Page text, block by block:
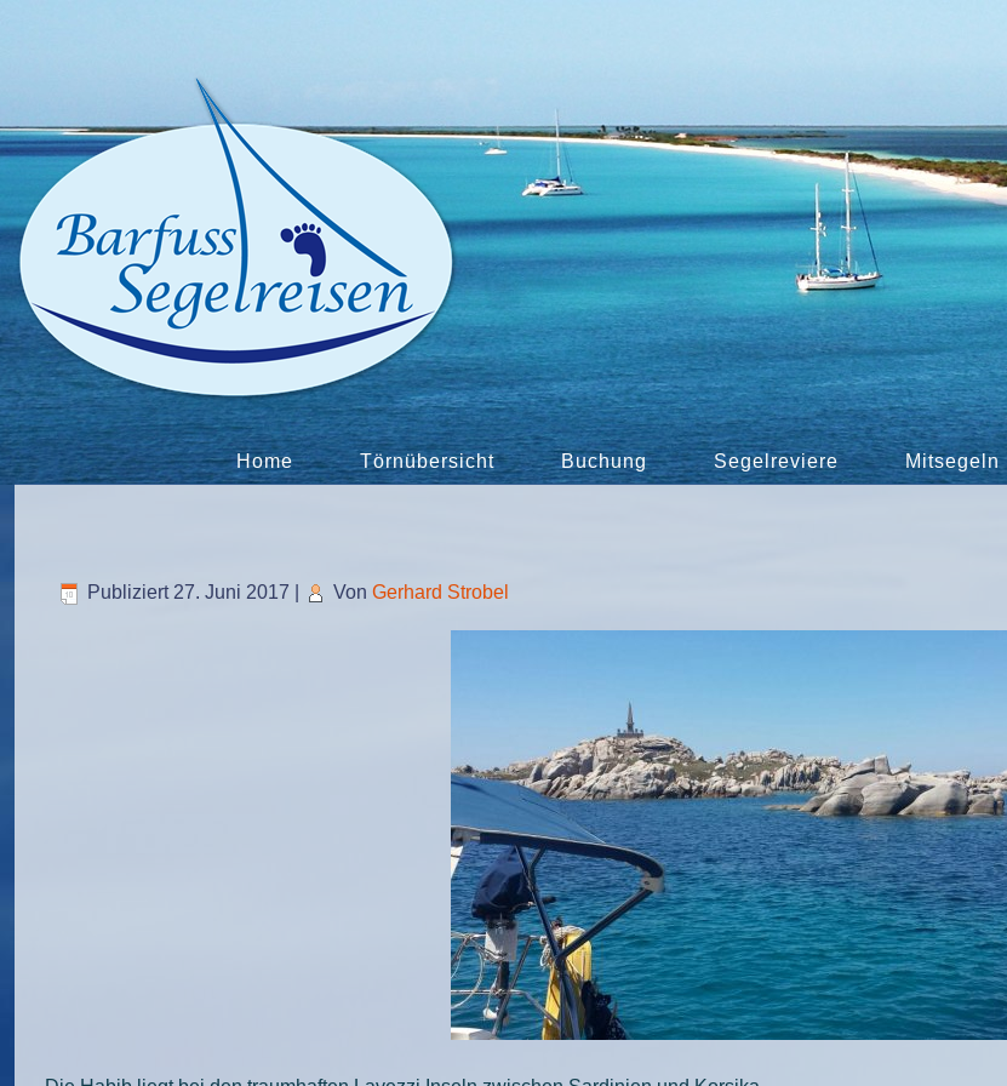
Home Törnübersicht Buchung Segelreviere Mitsegeln
Publiziert 27. Juni 2017 Von Gerhard Strobel